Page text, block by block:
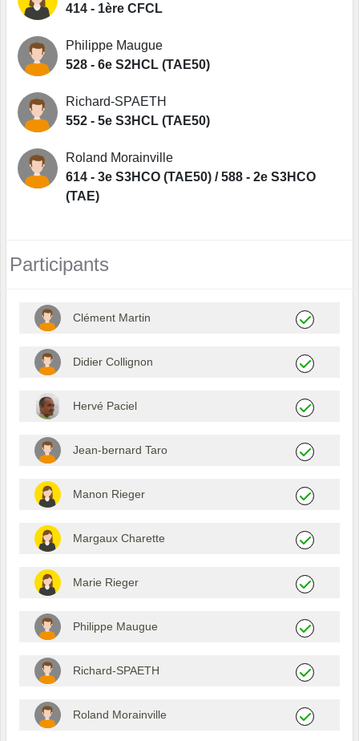
414 - 1ère CFCL
Philippe Maugue
528 - 6e S2HCL (TAE50)
Richard-SPAETH
552 - 5e S3HCL (TAE50)
Roland Morainville
614 - 3e S3HCO (TAE50) / 588 - 2e S3HCO
(TAE)
Participants
Clément Martin
Didier Collignon
Hervé Paciel
Jean-bernard Taro
Manon Rieger
Margaux Charette
Marie Rieger
Philippe Maugue
Richard-SPAETH
Roland Morainville